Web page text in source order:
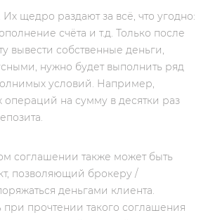
щедро раздают за всё, что угодно:
счёта и т.д. Только после
вывести собственные деньги,
нужно будет выполнить ряд
условий. Например,
операций на сумму в десятки раз
соглашении также может быть
позволяющий брокеру /
деньгами клиента.
при прочтении такого соглашения